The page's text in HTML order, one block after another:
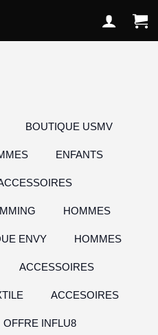
BOUTIQUE USMV
ENFANTS
HOMMES
ENVY HOMMES
ACCESSOIRES
ACCESOIRES
OFFRE INFLU8